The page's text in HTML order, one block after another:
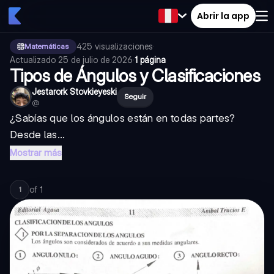
Abrir la app
Matemáticas 425 visualizaciones·
Actualizado 25 de julio de 2026·1 página
Tipos de Ángulos y Clasificaciones
Jestarork Stovkieyeski
@
Seguir
¿Sabías que los ángulos están en todas partes?
Desde las...
Mostrar más
1 of 1